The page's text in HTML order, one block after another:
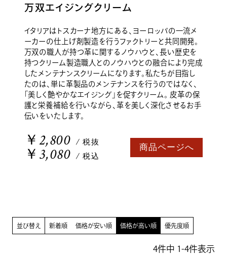
万双エイジングクリーム
イタリアはトスカーナ地方にある、ヨーロッパの一流メ
ーカーの仕上げ剤製造を行うファクトリーと共同開発。
万双の職人が持つ革に関するノウハウと、長い歴史を
持つクリーム製造職人とのノウハウとの融合により完成
したメンテナンスクリームになります。私たちが目指し
たのは、単に革製品のメンテナンスを行うのではなく、
「美しく艶やかなエイジング」を促すクリーム。 皮革の保
護と栄養補給を行いながら、革を美しく深化させるお手
伝いをいたします。
￥2,800 / 税抜
￥3,080 / 税込
商品ページへ
並び替え 新着順 価格が安い順 価格が高い順 優先度順
4件中 1-4件表示